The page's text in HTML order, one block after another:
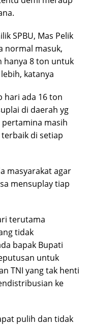
SPBU, Mas Pelik
normal masuk,
hanya 8 ton untuk
katanya
hari ada 16 ton
di daerah yg
pertamina masih
di setiap
masyarakat agar
mensuplay tiap
terutama
tidak
bapak Bupati
untuk
TNI yang tak henti
ke
pulih dan tidak